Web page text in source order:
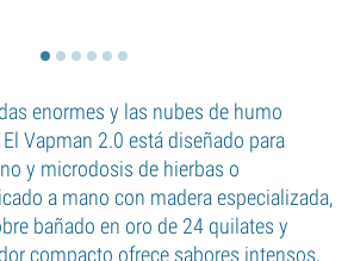
enormes y las nubes de humo
Vapman 2.0 está diseñado para
y microdosis de hierbas o
a mano con madera especializada,
bañado en oro de 24 quilates y
compacto ofrece sabores intensos,